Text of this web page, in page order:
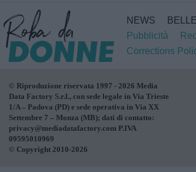
NEWS
Pubblicità
Corrections
© Riproduzione riservata 1997 - 2026 Media
Data Factory S.r.l., con sede legale in Via Trieste
1/A – Padova (PD) e sede operativa in Via XX
Settembre 7 – Monza (MB); dati di contatto:
privacy@mediadatafactory.com P.IVA
09595010969
© Copyright 2010-2026